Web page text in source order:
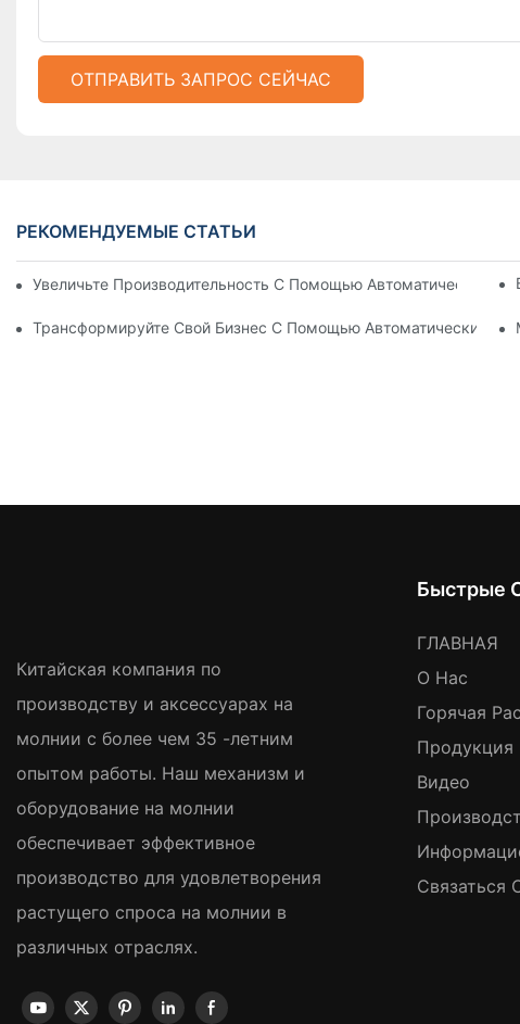
ОТПРАВИТЬ ЗАПРОС СЕЙЧАС
РЕКОМЕНДУЕМЫЕ СТАТЬИ
Увеличьте Производительность С Помощью Автоматических
Трансформируйте Свой Бизнес С Помощью Автоматических
Китайская компания по
производству и аксессуарах на
молнии с более чем 35 -летним
опытом работы. Наш механизм и
оборудование на молнии
обеспечивает эффективное
производство для удовлетворения
растущего спроса на молнии в
различных отраслях.
Быстрые
ГЛАВНАЯ
О Нас
Горячая
Продукция
Видео
Связаться